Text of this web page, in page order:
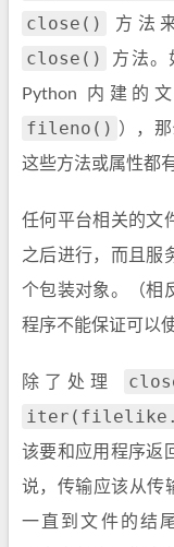
close() 方法
close()
方法。
Python 内建的
fileno() ），那
这些方法或属性都
任何平台相关的文
之后进行，而且服
个包装对象。（相
程序不能保证可以
除了处理
该要和应用程序返
说，传输应该从传
一直到文件的结